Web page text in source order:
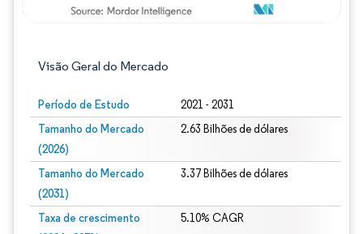
Visão Geral do Mercado
Período de Estudo 2021 - 2031
Tamanho do Mercado
(2026)
2.63 Bilhões de dólares
Tamanho do Mercado
(2031)
3.37 Bilhões de dólares
Taxa de crescimento
5.10% CAGR